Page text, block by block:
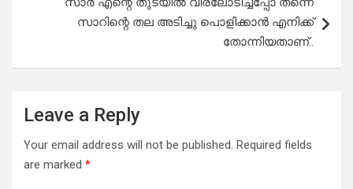
സാറിന്റെ തല അടിച്ചു പൊളിക്കാൻ എനിക്ക്
തോന്നിയതാണ്..
Leave a Reply
Your email address will not be published. Required fields
are marked *